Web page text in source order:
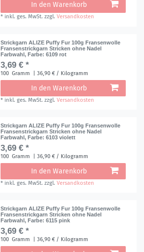
In den Warenkorb
* inkl. ges. MwSt. zzgl.Versandkosten
Strickgarn ALIZE Puffy Fur 100g Fransenwolle
Fransenstrickgarn Stricken ohne Nadel
Farbwahl, Farbe: 6109 rot
3,69 € *
100 Gramm | 36,90 € / Kilogramm
In den Warenkorb
* inkl. ges. MwSt. zzgl.Versandkosten
Strickgarn ALIZE Puffy Fur 100g Fransenwolle
Fransenstrickgarn Stricken ohne Nadel
Farbwahl, Farbe: 6103 violett
3,69 € *
100 Gramm | 36,90 € / Kilogramm
In den Warenkorb
* inkl. ges. MwSt. zzgl.Versandkosten
Strickgarn ALIZE Puffy Fur 100g Fransenwolle
Fransenstrickgarn Stricken ohne Nadel
Farbwahl, Farbe: 6115 pink
3,69 € *
100 Gramm | 36,90 € / Kilogramm